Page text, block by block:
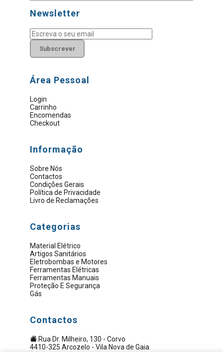
Newsletter
Subscrever
Área Pessoal
Login
Carrinho
Encomendas
Checkout
Informação
Sobre Nós
Contactos
Condições Gerais
Política de Privacidade
Livro de Reclamações
Categorias
Material Elétrico
Artigos Sanitários
Eletrobombas e Motores
Ferramentas Elétricas
Ferramentas Manuais
Proteção E Segurança
Gás
Contactos
Rua Dr. Milheiro, 130 - Corvo
4410-325 Arcozelo - Vila Nova de Gaia